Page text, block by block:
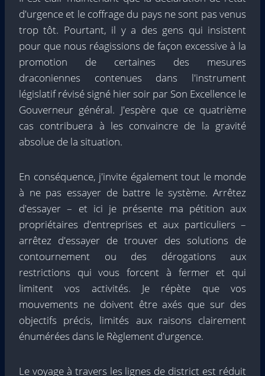
d'urgence et le coffrage du pays ne sont pas venus
trop tôt. Pourtant, il y a des gens qui insistent
pour que nous réagissions de façon excessive à la
promotion de certaines des mesures
draconiennes contenues dans l'instrument
législatif révisé signé hier soir par Son Excellence le
Gouverneur général. J'espère que ce quatrième
cas contribuera à les convaincre de la gravité
absolue de la situation.
En conséquence, j'invite également tout le monde
à ne pas essayer de battre le système. Arrêtez
d'essayer – et ici je présente ma pétition aux
propriétaires d'entreprises et aux particuliers –
arrêtez d'essayer de trouver des solutions de
contournement ou des dérogations aux
restrictions qui vous forcent à fermer et qui
limitent vos activités. Je répète que vos
mouvements ne doivent être axés que sur des
objectifs précis, limités aux raisons clairement
énumérées dans le Règlement d'urgence.
Le voyage à travers les lignes de district est réduit